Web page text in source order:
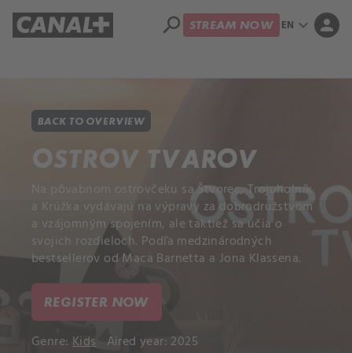
search STREAM NOW EN expand_more person
BACK TO OVERVIEW
OSTROV TVAROV
Na pôvabnom ostrovčeku sa Štvorec, Trojuholník
a Krúžka vydávajú na výpravy za dobrodružstvom
a vzájomným spojením, ale taktiež sa učia o
svojich rozdieloch. Podľa medzinárodných
bestsellerov od Maca Barnetta a Jona Klassena.
REGISTER NOW
Genre: Kids Aired year: 2025